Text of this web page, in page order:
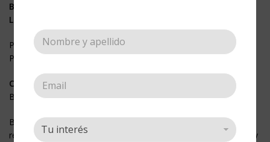
BROCHAS ANCHAS
LÍNEA 140
PELO SINTÉTICO
PELO CAFÉ MÁS SUAVE
Contiene:
Brochas 1″, 2″, 3″
Brochas especiales para pintar sobre en grandes áreas, y para
realizar apariencias y texturas disponible en variados tamaños y